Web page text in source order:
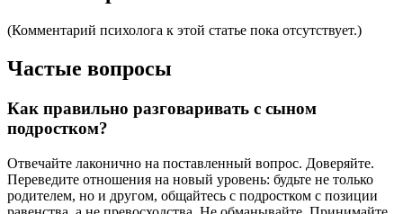
(Комментарий психолога к этой статье пока отсутствует.)
Частые вопросы
Как правильно разговаривать с сыном
подростком?
Отвечайте лаконично на поставленный вопрос. Доверяйте.
Переведите отношения на новый уровень: будьте не только
родителем, но и другом, общайтесь с подростком с позиции